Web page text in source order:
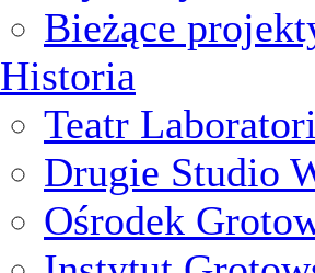
Bieżące
Historia
Teatr
Drugie Studio
Ośrodek